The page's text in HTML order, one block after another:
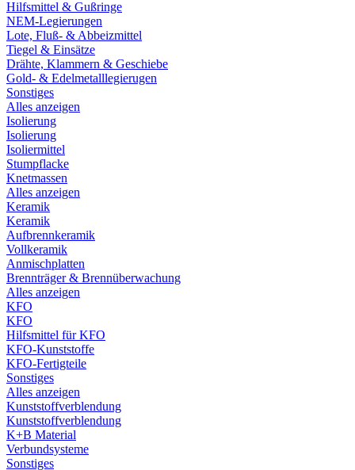
Hilfsmittel & Gußringe
NEM-Legierungen
Lote, Fluß- & Abbeizmittel
Tiegel & Einsätze
Drähte, Klammern & Geschiebe
Gold- & Edelmetalllegierugen
Sonstiges
Alles anzeigen
Isolierung
Isolierung
Isoliermittel
Stumpflacke
Knetmassen
Alles anzeigen
Keramik
Keramik
Aufbrennkeramik
Vollkeramik
Anmischplatten
Brennträger & Brennüberwachung
Alles anzeigen
KFO
KFO
Hilfsmittel für KFO
KFO-Kunststoffe
KFO-Fertigteile
Sonstiges
Alles anzeigen
Kunststoffverblendung
Kunststoffverblendung
K+B Material
Verbundsysteme
Sonstiges